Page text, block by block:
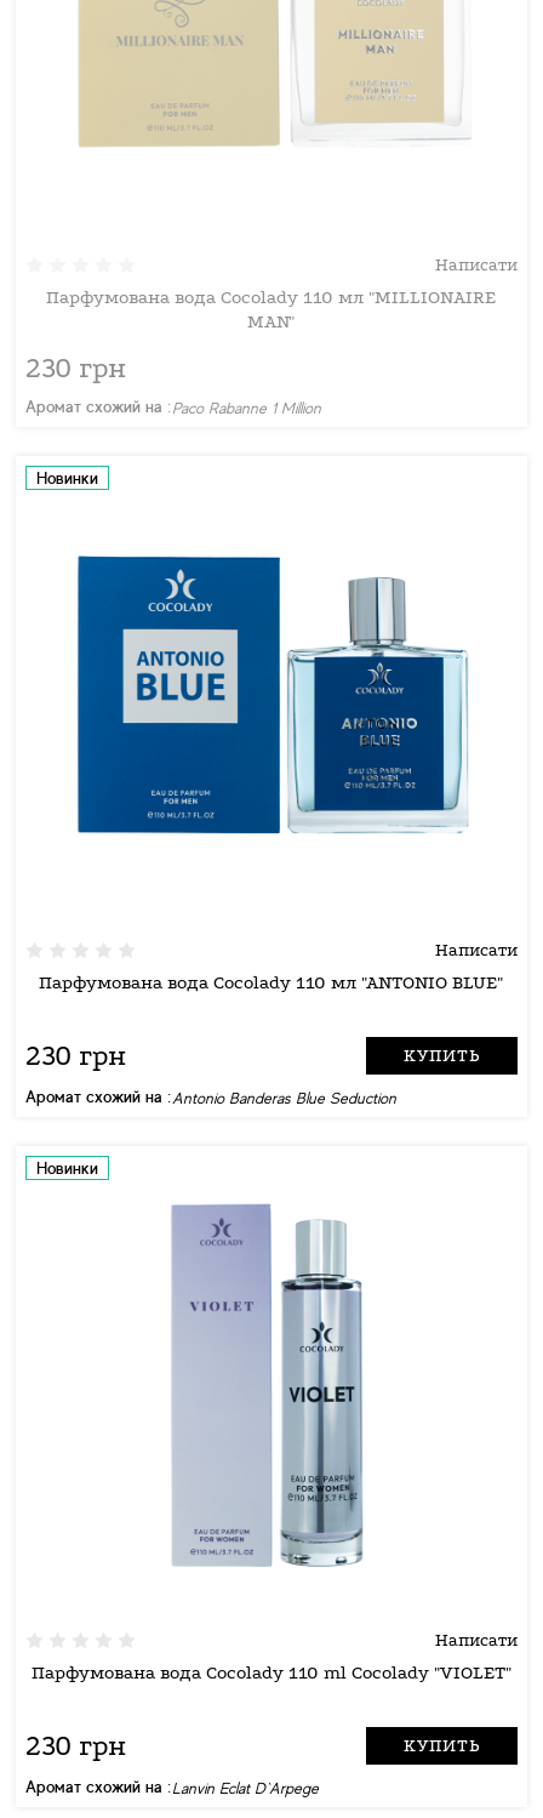
Написати
Парфумована вода Cocolady 110 мл "MILLIONAIRE
MAN"
230 грн
Аромат схожий на : Paco Rabanne 1 Million
Новинки
Написати
Парфумована вода Cocolady 110 мл "ANTONIO BLUE"
230 грн КУПИТЬ
Аромат схожий на :Antonio Banderas Blue Seduction
Новинки
Написати
Парфумована вода Cocolady 110 ml Cocolady "VIOLET"
230 грн КУПИТЬ
Аромат схожий на :Lanvin Eclat D`Arpege